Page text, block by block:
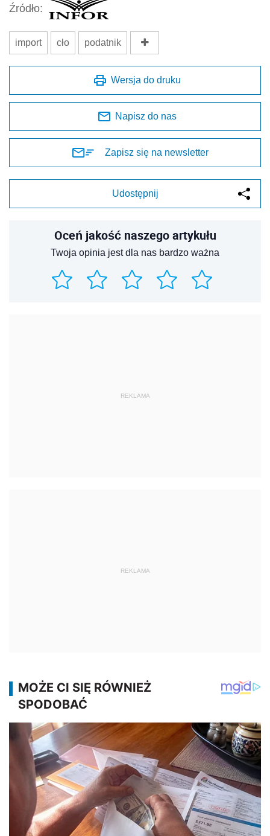
Źródło:
import cło podatnik
Wersja do druku
Napisz do nas
Zapisz się na newsletter
Udostępnij
Oceń jakość naszego artykułu
Twoja opinia jest dla nas bardzo ważna
REKLAMA
REKLAMA